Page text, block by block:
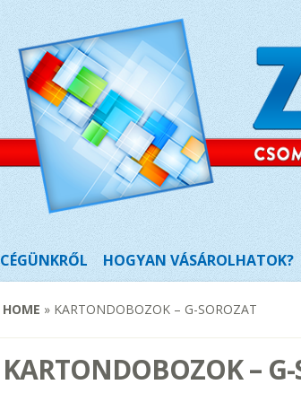
CÉGÜNKRŐL HOGYAN VÁSÁROLHATOK?
HOME » KARTONDOBOZOK – G-SOROZAT
KARTONDOBOZOK –